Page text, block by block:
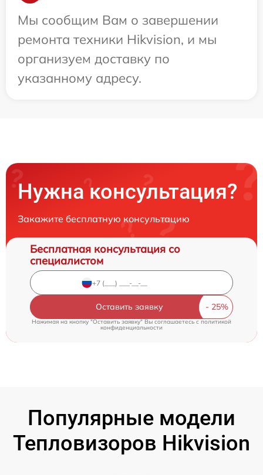
Мы сообщим Вам о завершении
ремонта техники Hikvision, и мы
организуем доставку по
указанному адресу.
Нужна консультация?
Закажите бесплатную консультацию
Бесплатная консультация со
специалистом
Оставить заявку
Нажимая на кнопку "Оставить заявку" Вы соглашаетесь c политикой
конфиденциальности
Популярные модели
Тепловизоров Hikvision